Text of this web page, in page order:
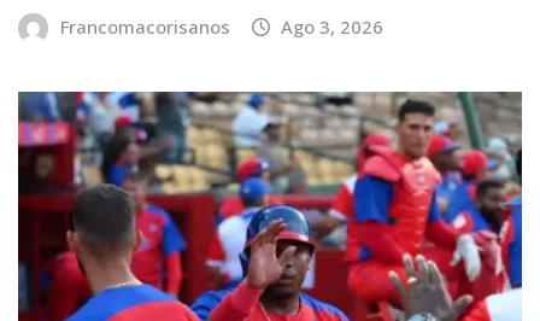
Francomacorisanos Ago 3, 2026